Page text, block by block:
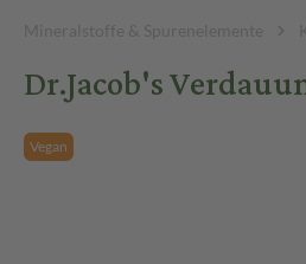
Mineralstoffe & Spurenelemente
Dr.Jacob's
Vegan